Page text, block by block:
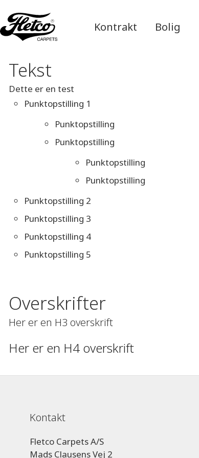
Kontrakt Bolig
Tekst
Dette er en test
Punktopstilling 1
Punktopstilling
Punktopstilling
Punktopstilling
Punktopstilling
Punktopstilling 2
Punktopstilling 3
Punktopstilling 4
Punktopstilling 5
Overskrifter
Her er en H3 overskrift
Her er en H4 overskrift
Kontakt
Fletco Carpets A/S
Mads Clausens Vej 2